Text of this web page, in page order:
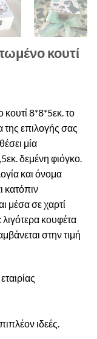
κουτί
8*8*5εκ. το
της επιλογής σας
μία
δεμένη φιόγκο.
και όνομα
κατόπιν
μέσα σε χαρτί
κουφέτα
στην τιμή
ιδεές.